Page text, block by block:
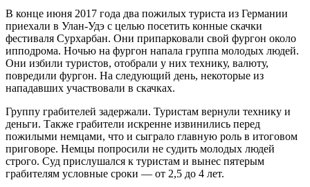
В конце июня 2017 года два пожилых туриста из Германии
приехали в Улан-Удэ с целью посетить конные скачки
фестиваля Сурхарбан. Они припарковали свой фургон около
ипподрома. Ночью на фургон напала группа молодых людей.
Они избили туристов, отобрали у них технику, валюту,
повредили фургон. На следующий день, некоторые из
нападавших участвовали в скачках.
Группу грабителей задержали. Туристам вернули технику и
деньги. Также грабители искренне извинились перед
пожилыми немцами, что и сыграло главную роль в итоговом
приговоре. Немцы попросили не судить молодых людей
строго. Суд прислушался к туристам и вынес пятерым
грабителям условные сроки — от 2,5 до 4 лет.